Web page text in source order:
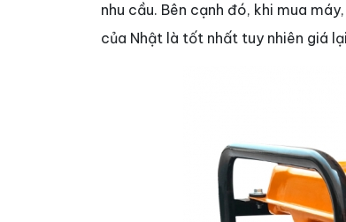
nhu cầu. Bên cạnh đó, khi mua
của Nhật là tốt nhất tuy nhiên giá